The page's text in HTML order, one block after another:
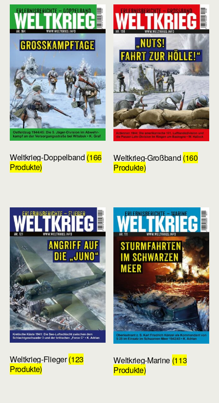
Weltkrieg-Doppelband (166
Produkte)
Weltkrieg-Großband (160
Produkte)
Weltkrieg-Flieger(123
Produkte)
Weltkrieg-Marine (113
Produkte)